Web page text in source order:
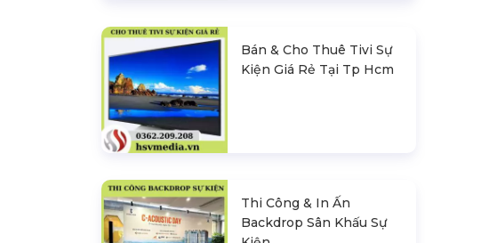
Bán & Cho Thuê Tivi Sự
Kiện Giá Rẻ Tại Tp Hcm
Thi Công & In Ấn
Backdrop Sân Khấu Sự